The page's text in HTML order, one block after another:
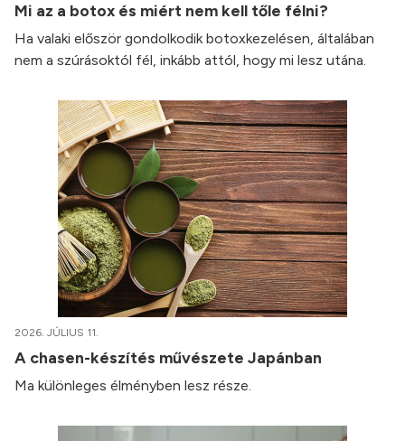
Mi az a botox és miért nem kell tőle félni?
Ha valaki először gondolkodik botoxkezelésen, általában
nem a szúrásoktól fél, inkább attól, hogy mi lesz utána.
2026. JÚLIUS 11.
A chasen-készítés művészete Japánban
Ma különleges élményben lesz része.